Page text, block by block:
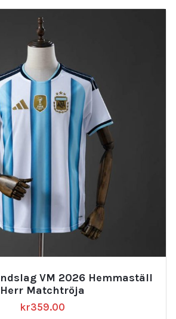
VM 2026 Hemmaställ
Herr Matchtröja
kr359.00